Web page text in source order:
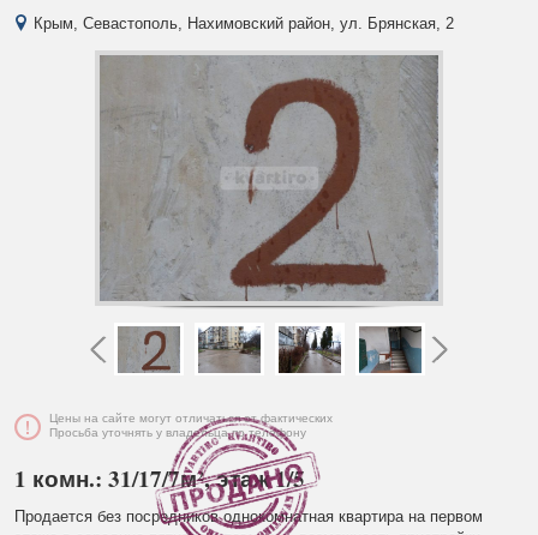
Крым, Севастополь, Нахимовский район, ул. Брянская, 2
Цены на сайте могут отличаться от фактических
Просьба уточнять у владельца по телефону
1 комн.: 31/17/7м², этаж 1/5
Продается без посредников однокомнатная квартира на первом